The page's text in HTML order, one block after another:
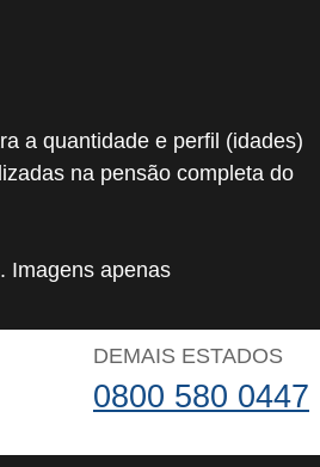
a quantidade e perfil (idades)
na pensão completa do
Imagens apenas
DEMAIS ESTADOS
0800 580 0447